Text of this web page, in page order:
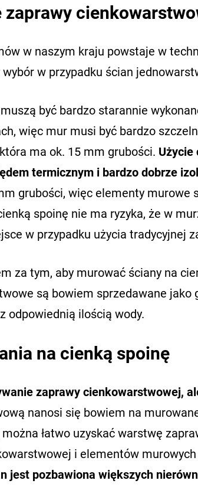
zaprawy
w naszym kraju powstaje w
w przypadku ścian
być bardzo starannie
więc mur musi być bardzo
ma ok. 15 mm grubości. Użycie
termicznym i bardzo dobrze
grubości, więc elementy murowe
spoinę nie ma ryzyka, że w
w przypadku użycia tradycyjnej
za tym, aby murować ściany na
są bowiem sprzedawane
odpowiednią ilością wody.
na cienką spoinę
zaprawy cienkowarstwowej,
nanosi się bowiem na
łatwo uzyskać warstwę
i elementów
jest pozbawiona większych